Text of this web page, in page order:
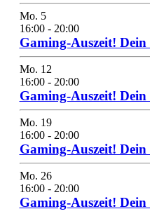
Mo. 5
16:00- 20:00
Gaming-Auszeit!
Mo. 12
16:00- 20:00
Gaming-Auszeit!
Mo. 19
16:00- 20:00
Gaming-Auszeit!
Mo. 26
16:00- 20:00
Gaming-Auszeit!